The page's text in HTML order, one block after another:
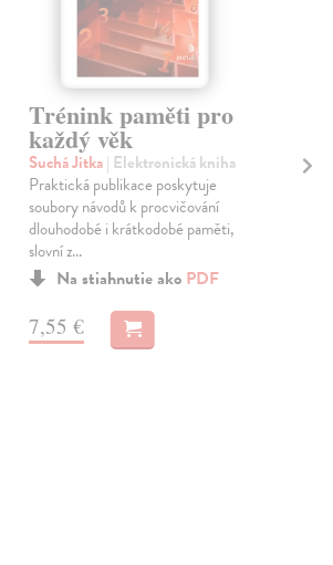
Trénink paměti pro
každý věk
Suchá Jitka| Elektronická kniha
Praktická publikace poskytuje
soubory návodů k procvičování
dlouhodobé i krátkodobé paměti,
slovní z...
Na stiahnutie ako PDF
7,55 €